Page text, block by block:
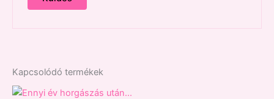
Kapcsolódó termékek